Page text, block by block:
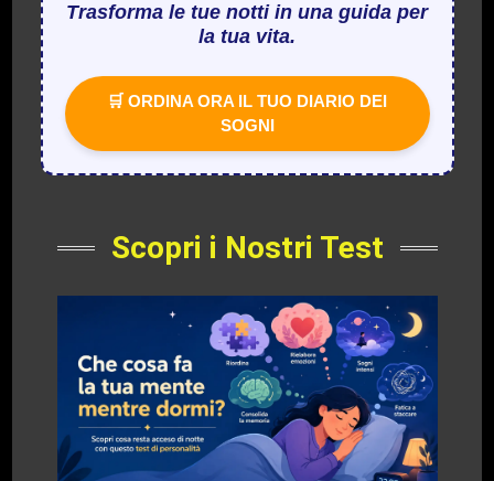
Trasforma le tue notti in una guida per
la tua vita.
🛒 ORDINA ORA IL TUO DIARIO DEI
SOGNI
Scopri i Nostri Test